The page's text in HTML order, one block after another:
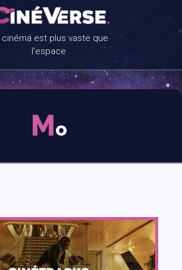
cinéma est plus vaste que
l'espace
Mo